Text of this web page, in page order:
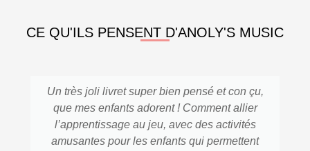
CE QU'ILS PENSENT D'ANOLY'S MUSIC
Un très joli livret super bien pensé et con çu,
que mes enfants adorent ! Comment allier
l’apprentissage au jeu, avec des activités
amusantes pour les enfants qui permettent